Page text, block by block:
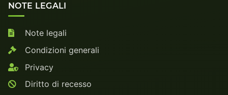
NOTE LEGALI
Note legali
Condizioni generali
Privacy
Diritto di recesso